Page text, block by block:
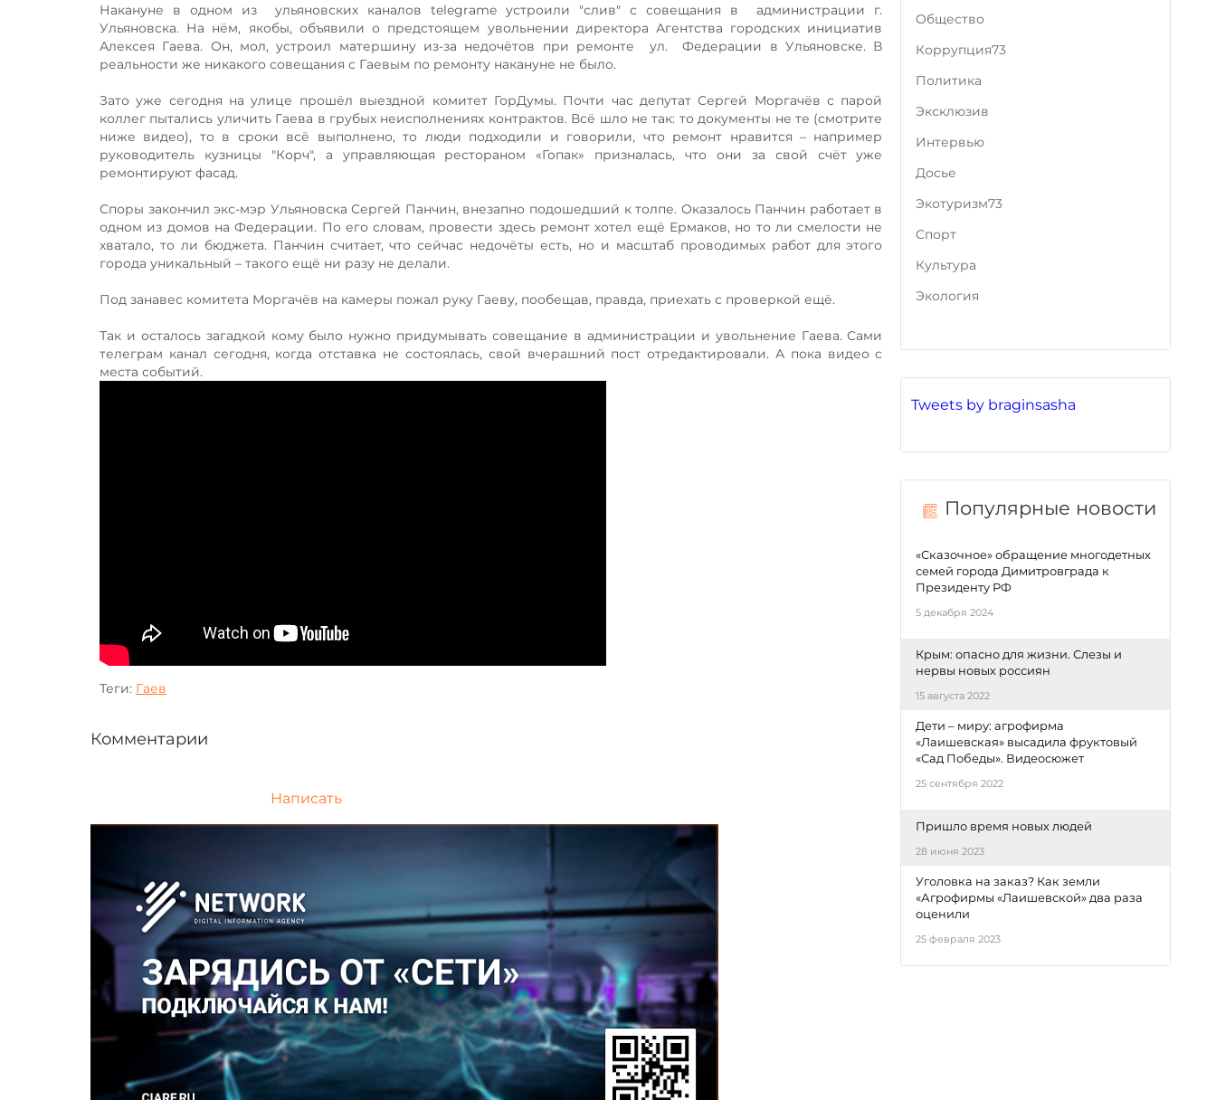
Накануне в одном из ульяновских каналов telegrame устроили "слив" с совещания в администрации г.
Ульяновска. На нём, якобы, объявили о предстоящем увольнении директора Агентства городских инициатив
Алексея Гаева. Он, мол, устроил матершину из-за недочётов при ремонте ул. Федерации в Ульяновске. В
реальности же никакого совещания с Гаевым по ремонту накануне не было.
Зато уже сегодня на улице прошёл выездной комитет ГорДумы. Почти час депутат Сергей Моргачёв с парой
коллег пытались уличить Гаева в грубых неисполнениях контрактов. Всё шло не так: то документы не те (смотрите
ниже видео), то в сроки всё выполнено, то люди подходили и говорили, что ремонт нравится – например
руководитель кузницы "Корч", а управляющая рестораном «Гопак» призналась, что они за свой счёт уже
ремонтируют фасад.
Споры закончил экс-мэр Ульяновска Сергей Панчин, внезапно подошедший к толпе. Оказалось Панчин работает в
одном из домов на Федерации. По его словам, провести здесь ремонт хотел ещё Ермаков, но то ли смелости не
хватало, то ли бюджета. Панчин считает, что сейчас недочёты есть, но и масштаб проводимых работ для этого
города уникальный – такого ещё ни разу не делали.
Под занавес комитета Моргачёв на камеры пожал руку Гаеву, пообещав, правда, приехать с проверкой ещё.
Так и осталось загадкой кому было нужно придумывать совещание в администрации и увольнение Гаева. Сами
телеграм канал сегодня, когда отставка не состоялась, свой вчерашний пост отредактировали. А пока видео с
места событий.
Теги: Гаев
Комментарии
Написать
Tweets by braginsasha
Популярные новости
«Сказочное» обращение многодетных
семей города Димитровграда к
Президенту РФ
5 декабря 2024
Крым: опасно для жизни. Слезы и
нервы новых россиян
15 августа 2022
Дети – миру: агрофирма
«Лаишевская» высадила фруктовый
«Сад Победы». Видеосюжет
25 сентября 2022
Пришло время новых людей
28 июня 2023
Уголовка на заказ? Как земли
«Агрофирмы «Лаишевской» два раза
оценили
25 февраля 2023
Общество
Коррупция73
Политика
Эксклюзив
Интервью
Досье
Экотуризм73
Cпорт
Культура
Экология